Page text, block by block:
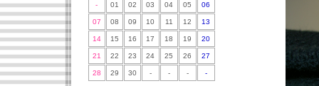
- 01 02 03 04 05 06
07 08 09 10 11 12 13
14 15 16 17 18 19 20
21 22 23 24 25 26 27
28 29 30 - - - -